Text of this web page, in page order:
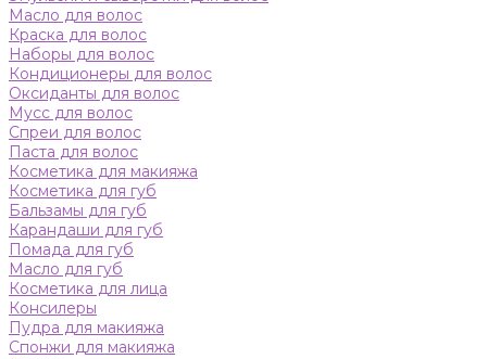
Масло для волос
Краска для волос
Наборы для волос
Кондиционеры для волос
Оксиданты для волос
Мусс для волос
Спреи для волос
Паста для волос
Косметика для макияжа
Косметика для губ
Бальзамы для губ
Карандаши для губ
Помада для губ
Масло для губ
Косметика для лица
Консилеры
Пудра для макияжа
Спонжи для макияжа